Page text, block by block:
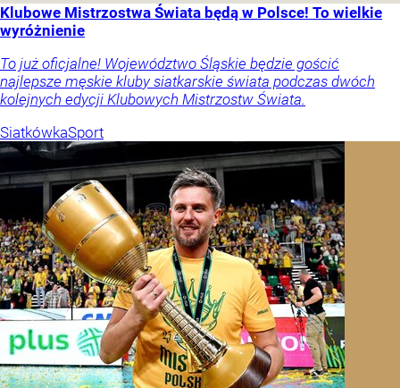
Klubowe Mistrzostwa Świata będą w Polsce! To wielkie
wyróżnienie
To już oficjalne! Województwo Śląskie będzie gościć
najlepsze męskie kluby siatkarskie świata podczas dwóch
kolejnych edycji Klubowych Mistrzostw Świata.
SiatkówkaSport